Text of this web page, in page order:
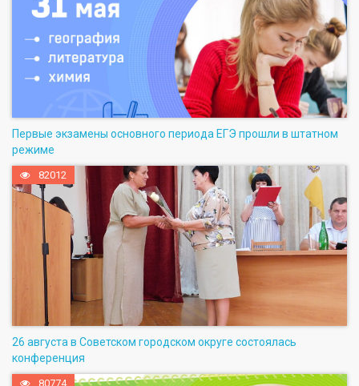
Первые экзамены основного периода ЕГЭ прошли в штатном
режиме
82012
26 августа в Советском городском округе состоялась
конференция
80774